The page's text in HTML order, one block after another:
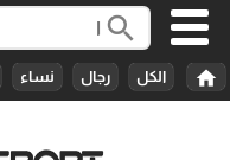
search
home الكل رجال نساء